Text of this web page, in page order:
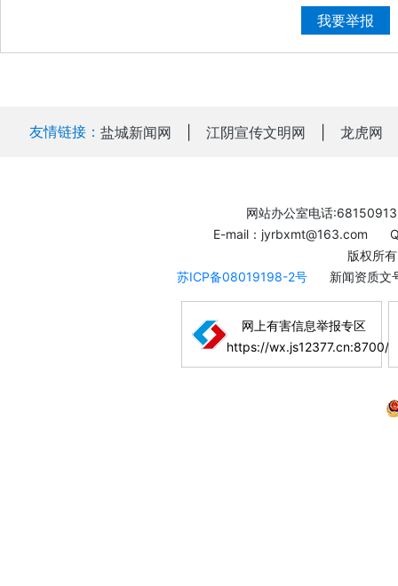
我要举报
友情链接： 盐城新闻网 江阴宣传文明网 龙虎网
网站办公室电话:68150913
E-mail：jyrbxmt@163.com
版权所
苏ICP备08019198-2号
新闻资质
网上有害信息举报专区
https://wx.js12377.cn:8700/